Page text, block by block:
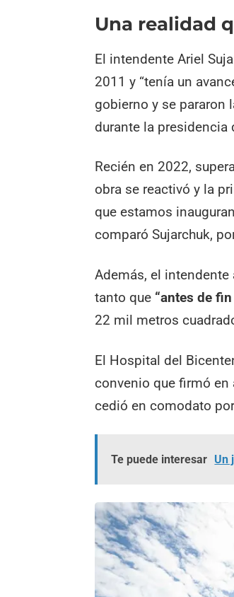
Una realidad
El intendente Ariel
2011 y “tenía un
gobierno y se pararon
durante la presidencia
Recién en 2022,
obra se reactivó y la
que estamos
comparó Sujarchuk,
Además, el intendente
tanto que “antes de
22 mil metros
El Hospital del
convenio que firmó en
cedió en comodato
Te puede interesar Un